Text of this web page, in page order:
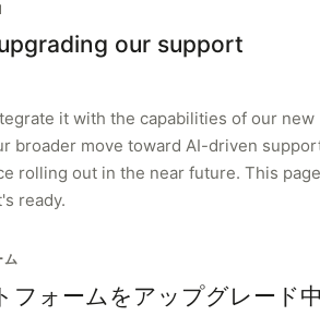
our support
it with the capabilities of our new
broader move toward AI-driven
rolling out in the near future. This page
ready.
ム
フォームをアップグレード中